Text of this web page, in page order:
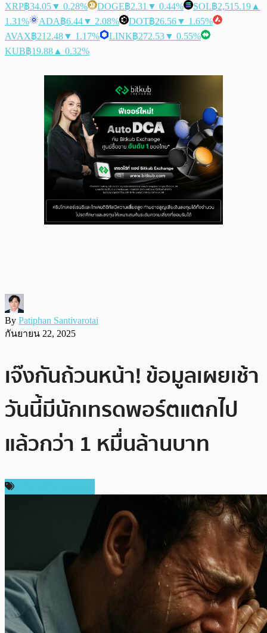
XRP฿34.05▼ 0.28% DOGE฿2.31 ▼ 0.44% SOL฿2,515.19 ▲
1.31%
ADA฿6.44▼ 2.08% DOT฿26.56▼ 1.65%
AVAX฿212.48▼ 1.17% LINK฿272.53▼ 0.55%
KUB฿19.88 ▲ 0.32%
By Patiphan Santivarotai
กันยายน 22, 2025
เจ๊งกันถ้วนหน้า! ข้อมูลเผยเช้า
วันนี้มีนักเทรดพอร์ตแตกไป
แล้วกว่า 1 หมื่นล้านบาท